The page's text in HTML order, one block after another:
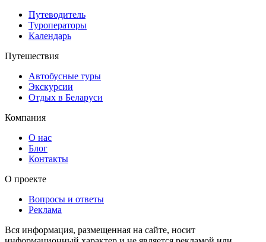
Путеводитель
Туроператоры
Календарь
Путешествия
Автобусные туры
Экскурсии
Отдых в Беларуси
Компания
О нас
Блог
Контакты
О проекте
Вопросы и ответы
Реклама
Вся информация, размещенная на сайте, носит